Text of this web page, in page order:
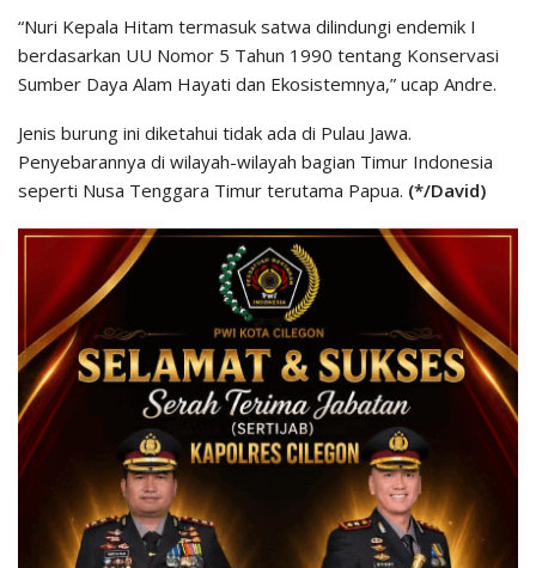
“Nuri Kepala Hitam termasuk satwa dilindungi endemik I
berdasarkan UU Nomor 5 Tahun 1990 tentang Konservasi
Sumber Daya Alam Hayati dan Ekosistemnya,” ucap Andre.
Jenis burung ini diketahui tidak ada di Pulau Jawa.
Penyebarannya di wilayah-wilayah bagian Timur Indonesia
seperti Nusa Tenggara Timur terutama Papua. (*/David)